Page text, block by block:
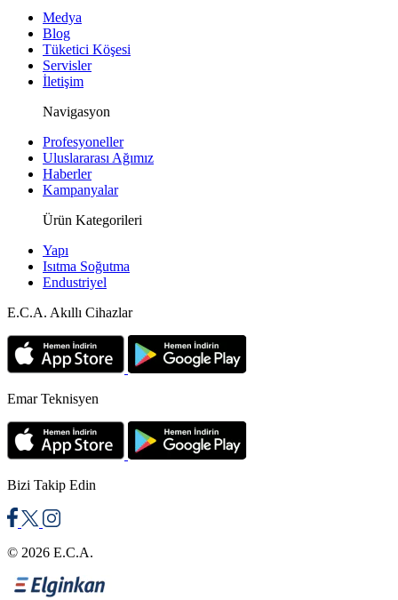
Medya
Blog
Tüketici Köşesi
Servisler
İletişim
Navigasyon
Profesyoneller
Uluslararası Ağımız
Haberler
Kampanyalar
Ürün Kategorileri
Yapı
Isıtma Soğutma
Endustriyel
E.C.A. Akıllı Cihazlar
Emar Teknisyen
Bizi Takip Edin
© 2026 E.C.A.